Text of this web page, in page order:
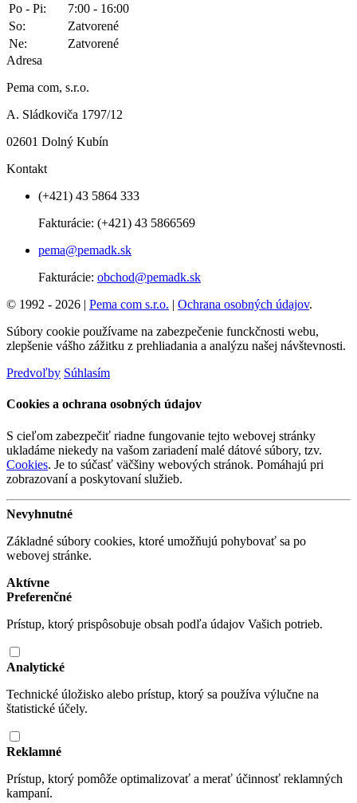
Po - Pi:
7:00 - 16:00
So:
Zatvorené
Ne:
Zatvorené
Adresa
Pema com, s.r.o.
A. Sládkoviča 1797/12
02601 Dolný Kubín
Kontakt
(+421) 43 5864 333
Fakturácie: (+421) 43 5866569
pema@pemadk.sk
Fakturácie: obchod@pemadk.sk
© 1992 - 2026 | Pema com s.r.o. | Ochrana osobných údajov.
Súbory cookie používame na zabezpečenie funckčnosti webu,
zlepšenie vášho zážitku z prehliadania a analýzu našej návštevnosti.
Predvoľby Súhlasím
Cookies a ochrana osobných údajov
S cieľom zabezpečiť riadne fungovanie tejto webovej stránky
ukladáme niekedy na vašom zariadení malé dátové súbory, tzv.
Cookies. Je to súčasť väčšiny webových stránok. Pomáhajú pri
zobrazovaní a poskytovaní služieb.
Nevyhnutné
Základné súbory cookies, ktoré umožňujú pohybovať sa po
webovej stránke.
Aktívne
Preferenčné
Prístup, ktorý prispôsobuje obsah podľa údajov Vašich potrieb.
Analytické
Technické úložisko alebo prístup, ktorý sa používa výlučne na
štatistické účely.
Reklamné
Prístup, ktorý pomôže optimalizovať a merať účinnosť reklamných
kampaní.